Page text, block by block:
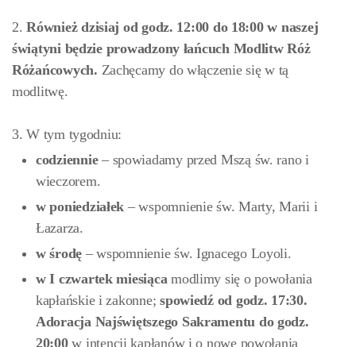
2.Również dzisiaj od godz. 12:00 do 18:00 w naszej
świątyni będzie prowadzony łańcuch Modlitw Róż
Różańcowych. Zachęcamy do włączenie się w tą
modlitwę.
3. W tym tygodniu:
codziennie– spowiadamy przed Mszą św. rano i
wieczorem.
w poniedziałek – wspomnienie św. Marty, Marii i
Łazarza.
w środę – wspomnienie św. Ignacego Loyoli.
w I czwartek miesiącamodlimy się o powołania
kapłańskie i zakonne;spowiedź od godz. 17:30.
Adoracja Najświętszego Sakramentu do godz.
20:00w intencji kapłanów i o nowe powołania